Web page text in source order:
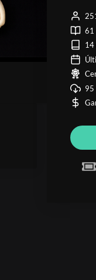
61
14
95